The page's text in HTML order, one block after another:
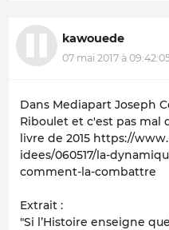
kawouede
07 mai 2017 à
Dans Mediapart Joseph
Riboulet et c'est pas
livre de 2015 https://
idees/060517/la-
comment-la-combattre
Extrait :
"Si l’Histoire enseigne